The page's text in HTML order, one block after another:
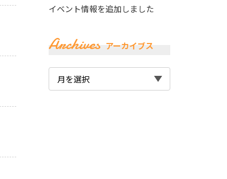
イベント情報を追加しました
Archives アーカイブス